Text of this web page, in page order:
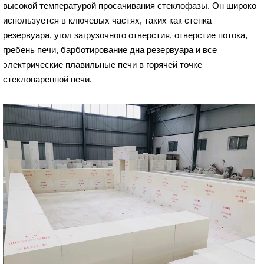
высокой температурой просачивания стеклофазы. Он широко
используется в ключевых частях, таких как стенка
резервуара, угол загрузочного отверстия, отверстие потока,
гребень печи, барботирование дна резервуара и все
электрические плавильные печи в горячей точке
стекловаренной печи.